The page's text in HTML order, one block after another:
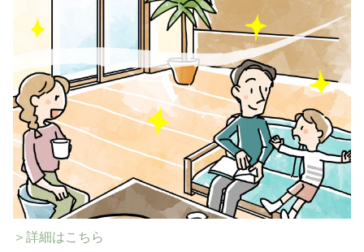
＞詳細はこちら